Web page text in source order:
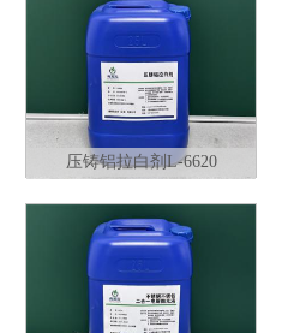
压铸铝拉白剂L-6620